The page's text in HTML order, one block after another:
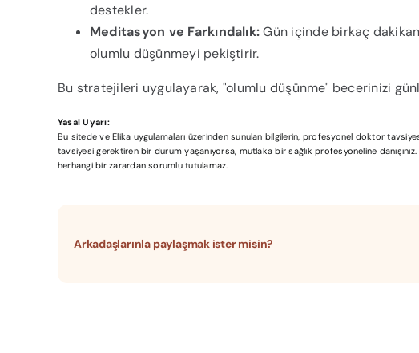
destekler.
Meditasyon ve Farkındalık:Gün içinde birkaç
olumlu düşünmeyi pekiştirir.
Bu stratejileri uygulayarak, "olumlu düşünme" becerinizi
Yasal Uyarı:
Bu sitede ve Elika uygulamaları üzerinden sunulan bilgilerin, profesyonel doktor
tavsiyesi gerektiren bir durum yaşanıyorsa, mutlaka bir sağlık profesyoneline
herhangi bir zarardan sorumlu tutulamaz.
Arkadaşlarınla paylaşmak ister misin?